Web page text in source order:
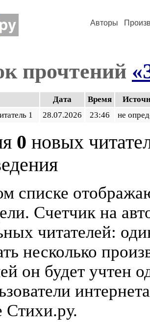
Авторы
прочтений
Дата Время
1
28.07.2026 23:46 не
0 новых
списке
Счетчик на
читателей:
несколько
он будет учтен
Стихи.ру.